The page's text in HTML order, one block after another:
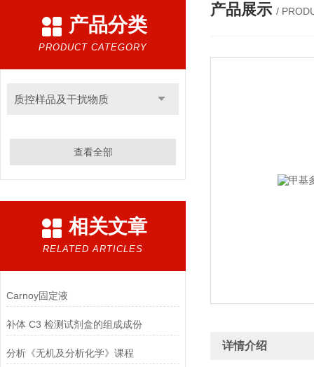
产品分类
PRODUCT CATEGORY
质控样品及干扰物质
查看全部
相关文章
RELATED ARTICLES
Carnoy固定液
补体 C3 检测试剂盒的组成成份
分析《无机及分析化学》课程
产品展示 /
详情介绍